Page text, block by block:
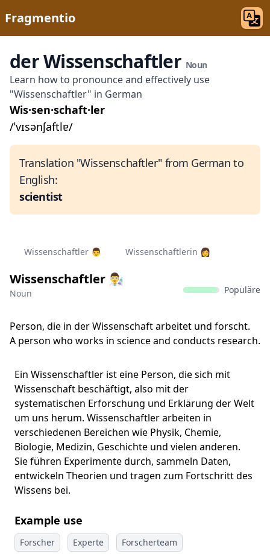
Fragmentio
der Wissenschaftler Noun
Learn how to pronounce and effectively use
"Wissenschaftler" in German
Wis·sen·schaft·ler
/ˈvɪsənʃaftlɐ/
Translation "Wissenschaftler" from German to
English:
scientist
Wissenschaftler 👨‍ Wissenschaftlerin 👩‍
Wissenschaftler 👨‍🔬
Noun Populäre
Person, die in der Wissenschaft arbeitet und forscht.
A person who works in science and conducts research.
Ein Wissenschaftler ist eine Person, die sich mit
Wissenschaft beschäftigt, also mit der
systematischen Erforschung und Erklärung der Welt
um uns herum. Wissenschaftler arbeiten in
verschiedenen Bereichen wie Physik, Chemie,
Biologie, Medizin, Geschichte und vielen anderen.
Sie führen Experimente durch, sammeln Daten,
entwickeln Theorien und tragen zum Fortschritt des
Wissens bei.
Example use
Forscher Experte
Forscherteam